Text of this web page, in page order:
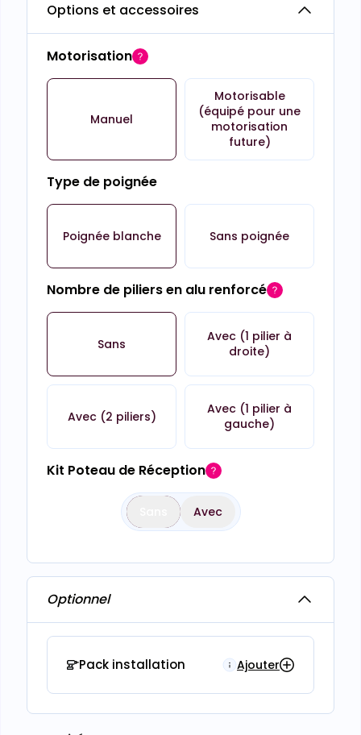
Options et accessoires
Motorisation
Manuel
Motorisable
(équipé pour une
motorisation
future)
Type de poignée
Poignée blanche Sans poignée
Nombre de piliers en alu renforcé
Sans
Avec (1 pilier à
droite)
Avec (2 piliers)
Avec (1 pilier à
gauche)
Kit Poteau de Réception
Avec
Optionnel
Pack installation Ajouter